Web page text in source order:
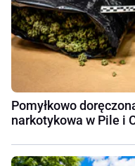
Pomyłkowo
narkotykowa w Pile i